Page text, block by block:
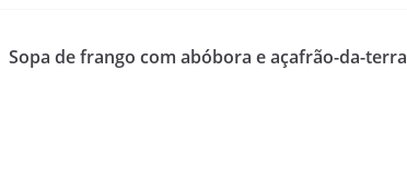
Sopa de frango com abóbora e açafrão-da-terra